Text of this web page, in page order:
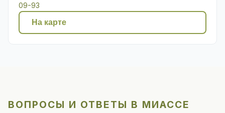
09-93
На карте
ВОПРОСЫ И ОТВЕТЫ В МИАССЕ